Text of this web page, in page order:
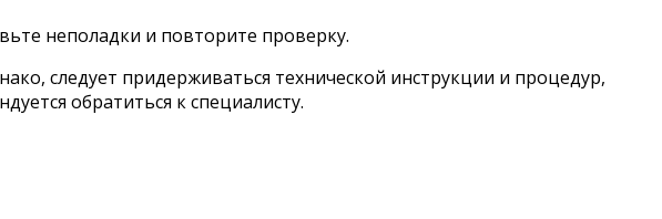
неполадки и повторите проверку.
следует придерживаться технической инструкции и процедур,
обратиться к специалисту.